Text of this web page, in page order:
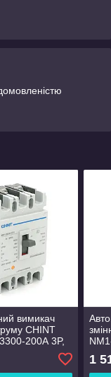
вимикач
CHINT
200А 3P,
1